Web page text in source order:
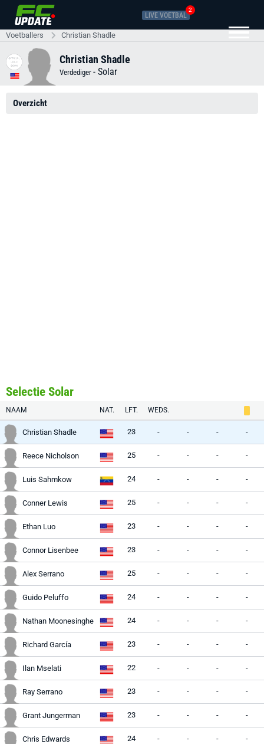
LIVE VOETBAL
2
Voetballers Christian Shadle
Christian Shadle
Verdediger - Solar
Overzicht
Selectie Solar
NAAM NAT. LFT. WEDS.
Christian Shadle 23 - - - -
Reece Nicholson 25 - - - -
Luis Sahmkow 24 - - - -
Conner Lewis 25 - - - -
Ethan Luo 23 - - - -
Connor Lisenbee 23 - - - -
Alex Serrano 25 - - - -
Guido Peluffo 24 - - - -
Nathan Moonesinghe 24 - - - -
Richard García 23 - - - -
Ilan Mselati 22 - - - -
Ray Serrano 23 - - - -
Grant Jungerman 23 - - - -
Chris Edwards 24 - - - -